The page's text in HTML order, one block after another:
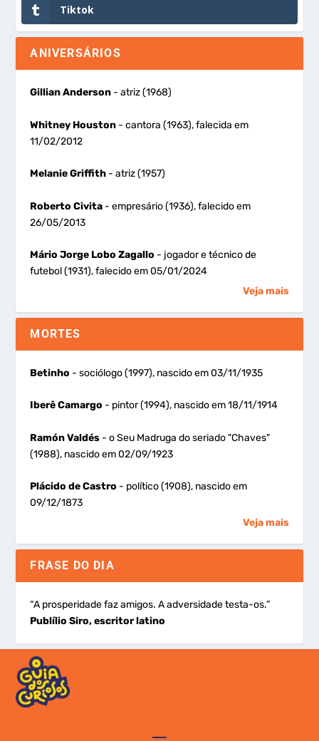
Tiktok
ANIVERSÁRIOS
Gillian Anderson - atriz (1968)
Whitney Houston - cantora (1963), falecida em
11/02/2012
Melanie Griffith - atriz (1957)
Roberto Civita - empresário (1936), falecido em
26/05/2013
Mário Jorge Lobo Zagallo - jogador e técnico de
futebol (1931), falecido em 05/01/2024
Veja mais
MORTES
Betinho - sociólogo (1997), nascido em 03/11/1935
Iberê Camargo - pintor (1994), nascido em 18/11/1914
Ramón Valdés - o Seu Madruga do seriado "Chaves"
(1988), nascido em 02/09/1923
Plácido de Castro - político (1908), nascido em
09/12/1873
Veja mais
FRASE DO DIA
“A prosperidade faz amigos. A adversidade testa-os.”
Publílio Siro, escritor latino